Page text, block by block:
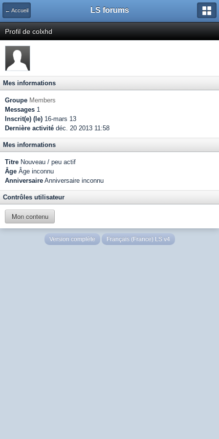
← Accueil LS forums
Profil de colxhd
Mes informations
Groupe Members
Messages 1
Inscrit(e) (le) 16-mars 13
Dernière activité déc. 20 2013 11:58
Mes informations
Titre Nouveau / peu actif
Âge Âge inconnu
Anniversaire Anniversaire inconnu
Contrôles utilisateur
Mon contenu
Version complète Français (France) LS v4